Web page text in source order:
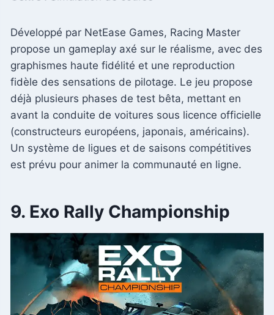
Développé par NetEase Games, Racing Master
propose un gameplay axé sur le réalisme, avec des
graphismes haute fidélité et une reproduction
fidèle des sensations de pilotage. Le jeu propose
déjà plusieurs phases de test bêta, mettant en
avant la conduite de voitures sous licence officielle
(constructeurs européens, japonais, américains).
Un système de ligues et de saisons compétitives
est prévu pour animer la communauté en ligne.
9. Exo Rally Championship